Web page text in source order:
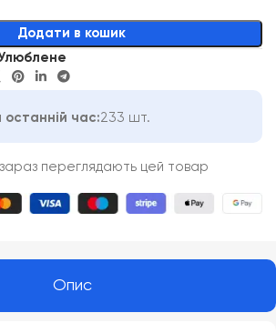
Додати в кошик
останній час:233 шт.
зараз переглядають цей товар
Опис